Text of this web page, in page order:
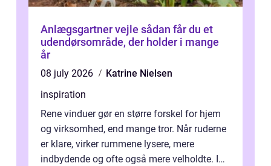
Anlægsgartner vejle sådan får du et
udendørsområde, der holder i mange
år
08 july 2026
Katrine Nielsen
inspiration
Rene vinduer gør en større forskel for hjem
og virksomhed, end mange tror. Når ruderne
er klare, virker rummene lysere, mere
indbydende og ofte også mere velholdte. I